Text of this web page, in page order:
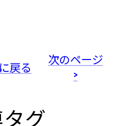
戻る
次のページ
>
グ